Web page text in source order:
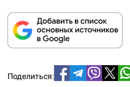
Поделиться: